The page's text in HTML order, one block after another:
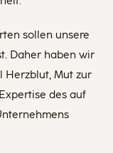
sollen unsere
Daher haben wir
Herzblut, Mut zur
des auf